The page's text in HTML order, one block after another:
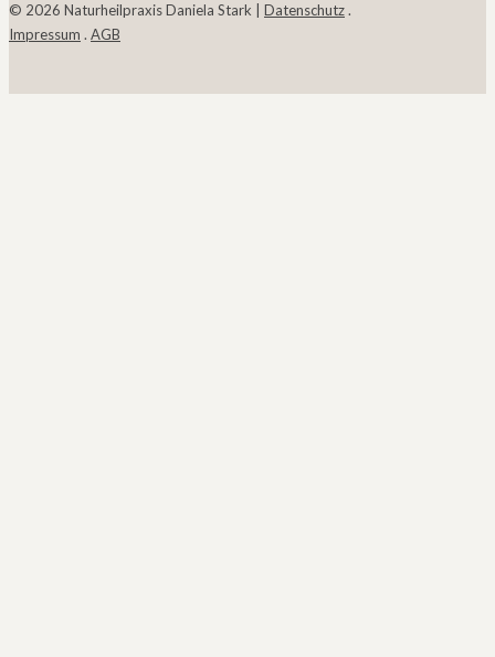
© 2026 Naturheilpraxis Daniela Stark | Datenschutz.
Impressum . AGB